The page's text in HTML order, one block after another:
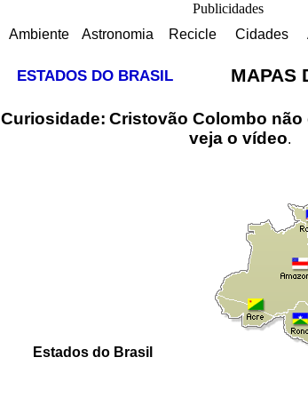
Publicidades
Ambiente Astronomia Recicle Cidades
ESTADOS DO BRASIL MAPAS
Curiosidade: Cristovão Colombo
veja o vídeo.
Estados do Brasil